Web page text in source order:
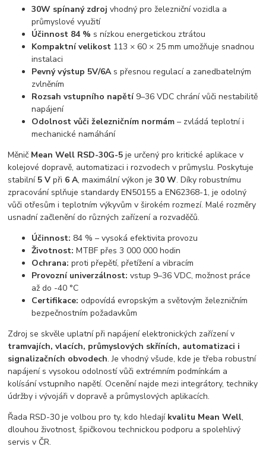
30W spínaný zdroj vhodný pro železniční vozidla a
průmyslové využití
Účinnost 84 % s nízkou energetickou ztrátou
Kompaktní velikost 113 × 60 × 25 mm umožňuje snadnou
instalaci
Pevný výstup 5V/6As přesnou regulací a zanedbatelným
zvlněním
Rozsah vstupního napětí9–36 VDC chrání vůči nestabilitě
napájení
Odolnost vůči železničním normám – zvládá teplotní i
mechanické namáhání
Měnič Mean Well RSD-30G-5 je určený pro kritické aplikace v
kolejové dopravě, automatizaci i rozvodech v průmyslu. Poskytuje
stabilní 5 V při 6 A, maximální výkon je30 W. Díky robustnímu
zpracování splňuje standardy EN50155 a EN62368-1, je odolný
vůči otřesům i teplotním výkyvům v širokém rozmezí. Malé rozměry
usnadní začlenění do různých zařízení a rozvaděčů.
Účinnost: 84 % – vysoká efektivita provozu
Životnost: MTBF přes 3 000 000 hodin
Ochrana: proti přepětí, přetížení a vibracím
Provozní univerzálnost: vstup 9–36 VDC, možnost práce
až do -40 °C
Certifikace: odpovídá evropským a světovým železničním
bezpečnostním požadavkům
Zdroj se skvěle uplatní při napájení elektronických zařízení v
tramvajích, vlacích, průmyslových skříních, automatizaci i
signalizačních obvodech. Je vhodný všude, kde je třeba robustní
napájení s vysokou odolností vůči extrémním podmínkám a
kolísání vstupního napětí. Ocenění najde mezi integrátory, techniky
údržby i vývojáři v dopravě a průmyslových aplikacích.
Řada RSD-30 je volbou pro ty, kdo hledají kvalitu Mean Well,
dlouhou životnost, špičkovou technickou podporu a spolehlivý
servis v ČR.